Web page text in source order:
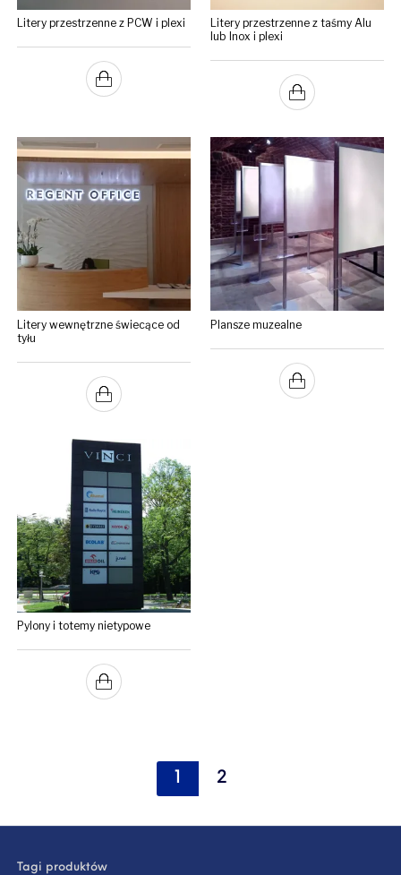
Litery przestrzenne z PCW i plexi
Litery przestrzenne z taśmy Alu
lub Inox i plexi
Litery wewnętrzne świecące od
tyłu
Plansze muzealne
Pylony i totemy nietypowe
1 2
Tagi produktów